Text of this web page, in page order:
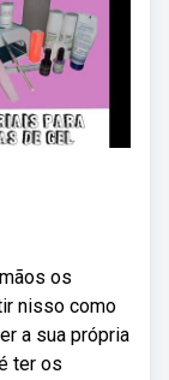
os
nisso como
a sua própria
ter os